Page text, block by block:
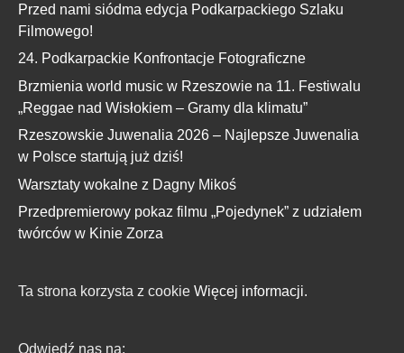
Przed nami siódma edycja Podkarpackiego Szlaku
Filmowego!
24. Podkarpackie Konfrontacje Fotograficzne
Brzmienia world music w Rzeszowie na 11. Festiwalu
„Reggae nad Wisłokiem – Gramy dla klimatu”
Rzeszowskie Juwenalia 2026 – Najlepsze Juwenalia
w Polsce startują już dziś!
Warsztaty wokalne z Dagny Mikoś
Przedpremierowy pokaz filmu „Pojedynek” z udziałem
twórców w Kinie Zorza
Ta strona korzysta z cookie Więcej informacji.
Odwiedź nas na: